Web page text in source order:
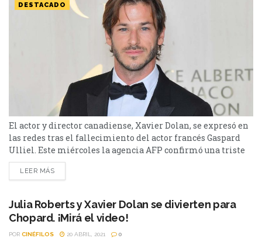
DESTACADO
El actor y director canadiense, Xavier Dolan, se expresó en
las redes tras el fallecimiento del actor francés Gaspard
Ulliel. Este miércoles la agencia AFP confirmó una triste
noticia. El actor francés Gaspard Ulliel falleció tras sufrir
un accidente mientras se encontraba esquiando. Tenía 37
contra otro esquiador en la estación de...
LEER MÁS
Julia Roberts y Xavier Dolan se divierten para
Chopard. ¡Mirá el video!
POR CINÉFILOS 20 ABRIL, 2021 0